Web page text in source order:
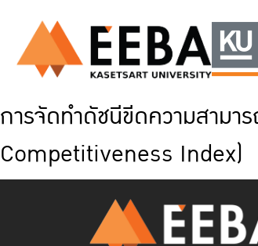
การจัดทำดัชนีขีดความสาม
Competitiveness Index)